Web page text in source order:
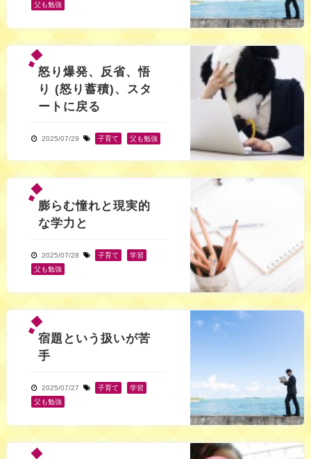
父も勉強
怒り爆発、反省、悟
り (怒り蓄積)、スタ
ートに戻る
2025/07/29 子育て 父も勉強
膨らむ憧れと現実的
な学力と
2025/07/28 子育て 学習
父も勉強
宿題という扱いが苦
手
2025/07/27 子育て 学習
父も勉強